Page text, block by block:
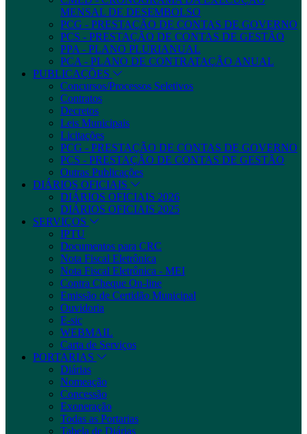
MENSAL DE DESEMBOLSO
PCG - PRESTAÇÃO DE CONTAS DE GOVERNO
PCS - PRESTAÇÃO DE CONTAS DE GESTÃO
PPA - PLANO PLURIANUAL
PCA - PLANO DE CONTRATAÇÃO ANUAL
PUBLICAÇÕES
Concursos/Processos Seletivos
Contratos
Decretos
Leis Municipais
Licitações
PCG - PRESTAÇÃO DE CONTAS DE GOVERNO
PCS - PRESTAÇÃO DE CONTAS DE GESTÃO
Outras Publicações
DIÁRIOS OFICIAIS
DIÁRIOS OFICIAIS 2026
DIÁRIOS OFICIAIS 2025
SERVIÇOS
IPTU
Documentos para CRC
Nota Fiscal Eletrônica
Nota Fiscal Eletrônica - MEI
Contra Cheque On-line
Emissão de Certidão Municipal
Ouvidoria
E-sic
WEBMAIL
Carta de Serviços
PORTARIAS
Diárias
Nomeação
Concessão
Exoneração
Todas as Portarias
Tabela de Diárias